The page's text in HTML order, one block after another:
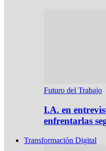
Futuro del Trabajo
I.A. en
enfrentarlas
Transformación Digital